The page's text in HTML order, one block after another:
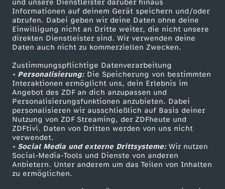
und unsere Dienstleister darüber hinaus
Informationen auf deinem Gerät speichern und/oder
abrufen. Dabei geben wir deine Daten ohne deine
Einwilligung nicht an Dritte weiter, die nicht unsere
direkten Dienstleister sind. Wir verwenden deine
Daten auch nicht zu kommerziellen Zwecken.
Zustimmungspflichtige Datenverarbeitung
• Personalisierung:Die Speicherung von bestimmten
Interaktionen ermöglicht uns, dein Erlebnis im
Angebot des ZDF an dich anzupassen und
Personalisierungsfunktionen anzubieten. Dabei
personalisieren wir ausschließlich auf Basis deiner
Nutzung von ZDF Streaming, der ZDFheute und
ZDFtivi. Daten von Dritten werden von uns nicht
verwendet.
• Social Media und externe Drittsysteme:Wir nutzen
Social-Media-Tools und Dienste von anderen
Anbietern. Unter anderem um das Teilen von Inhalten
zu ermöglichen.
b
e
g
a
b
t
:
K
ZDF-Apps
Smart TV
ZDFtext
Livestreams
Sendungen A-Z
TV-Programm
ZDFmitreden
Kontakt zum ZDF
Tickets
Zuschauerservice
Hilfe
ZDF Unternehmen
Karriere